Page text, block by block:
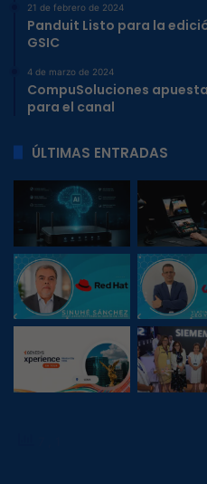
21 de febrero de 2024
Panduit Listo para la
GSIC
4 de marzo de 2024
CompuSoluciones
para el canal
ÚLTIMAS ENTRADAS